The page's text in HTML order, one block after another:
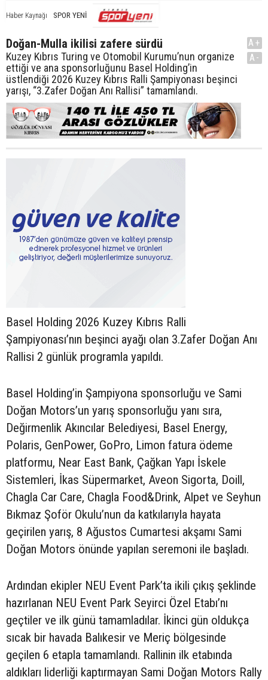
Haber Kaynağı SPOR YENİ
Doğan-Mulla ikilisi zafere sürdü
Kuzey Kıbrıs Turing ve Otomobil Kurumu’nun organize
ettiği ve ana sponsorluğunu Basel Holding’in
üstlendiği 2026 Kuzey Kıbrıs Ralli Şampiyonası beşinci
yarışı, “3.Zafer Doğan Anı Rallisi” tamamlandı.
A+
A-
Basel Holding 2026 Kuzey Kıbrıs Ralli
Şampiyonası’nın beşinci ayağı olan 3.Zafer Doğan Anı
Rallisi 2 günlük programla yapıldı.
Basel Holding’in Şampiyona sponsorluğu ve Sami
Doğan Motors’un yarış sponsorluğu yanı sıra,
Değirmenlik Akıncılar Belediyesi, Basel Energy,
Polaris, GenPower, GoPro, Limon fatura ödeme
platformu, Near East Bank, Çağkan Yapı İskele
Sistemleri, İkas Süpermarket, Aveon Sigorta, Doill,
Chagla Car Care, Chagla Food&Drink, Alpet ve Seyhun
Bıkmaz Şoför Okulu’nun da katkılarıyla hayata
geçirilen yarış, 8 Ağustos Cumartesi akşamı Sami
Doğan Motors önünde yapılan seremoni ile başladı.
Ardından ekipler NEU Event Park’ta ikili çıkış şeklinde
hazırlanan NEU Event Park Seyirci Özel Etabı’nı
geçtiler ve ilk günü tamamladılar. İkinci gün oldukça
sıcak bir havada Balıkesir ve Meriç bölgesinde
geçilen 6 etapla tamamlandı. Rallinin ilk etabında
aldıkları liderliği kaptırmayan Sami Doğan Motors Rally